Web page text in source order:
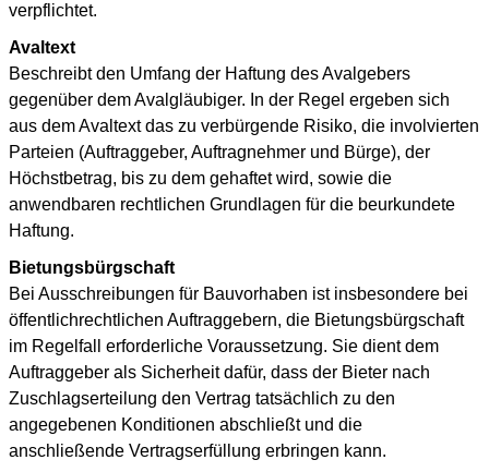
verpflichtet.
Avaltext
Beschreibt den Umfang der Haftung des Avalgebers
gegenüber dem Avalgläubiger. In der Regel ergeben sich
aus dem Avaltext das zu verbürgende Risiko, die involvierten
Parteien (Auftraggeber, Auftragnehmer und Bürge), der
Höchstbetrag, bis zu dem gehaftet wird, sowie die
anwendbaren rechtlichen Grundlagen für die beurkundete
Haftung.
Bietungsbürgschaft
Bei Ausschreibungen für Bauvorhaben ist insbesondere bei
öffentlichrechtlichen Auftraggebern, die Bietungsbürgschaft
im Regelfall erforderliche Voraussetzung. Sie dient dem
Auftraggeber als Sicherheit dafür, dass der Bieter nach
Zuschlagserteilung den Vertrag tatsächlich zu den
angegebenen Konditionen abschließt und die
anschließende Vertragserfüllung erbringen kann.